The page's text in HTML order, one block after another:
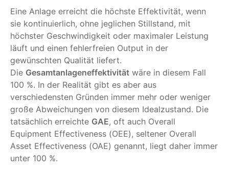
Eine Anlage erreicht die höchste Effektivität, wenn
sie kontinuierlich, ohne jeglichen Stillstand, mit
höchster Geschwindigkeit oder maximaler Leistung
läuft und einen fehlerfreien Output in der
gewünschten Qualität liefert.
Die Gesamtanlageneffektivität wäre in diesem Fall
100 %. In der Realität gibt es aber aus
verschiedensten Gründen immer mehr oder weniger
große Abweichungen von diesem Idealzustand. Die
tatsächlich erreichte GAE, oft auch Overall
Equipment Effectiveness (OEE), seltener Overall
Asset Effectiveness (OAE) genannt, liegt daher immer
unter 100 %.